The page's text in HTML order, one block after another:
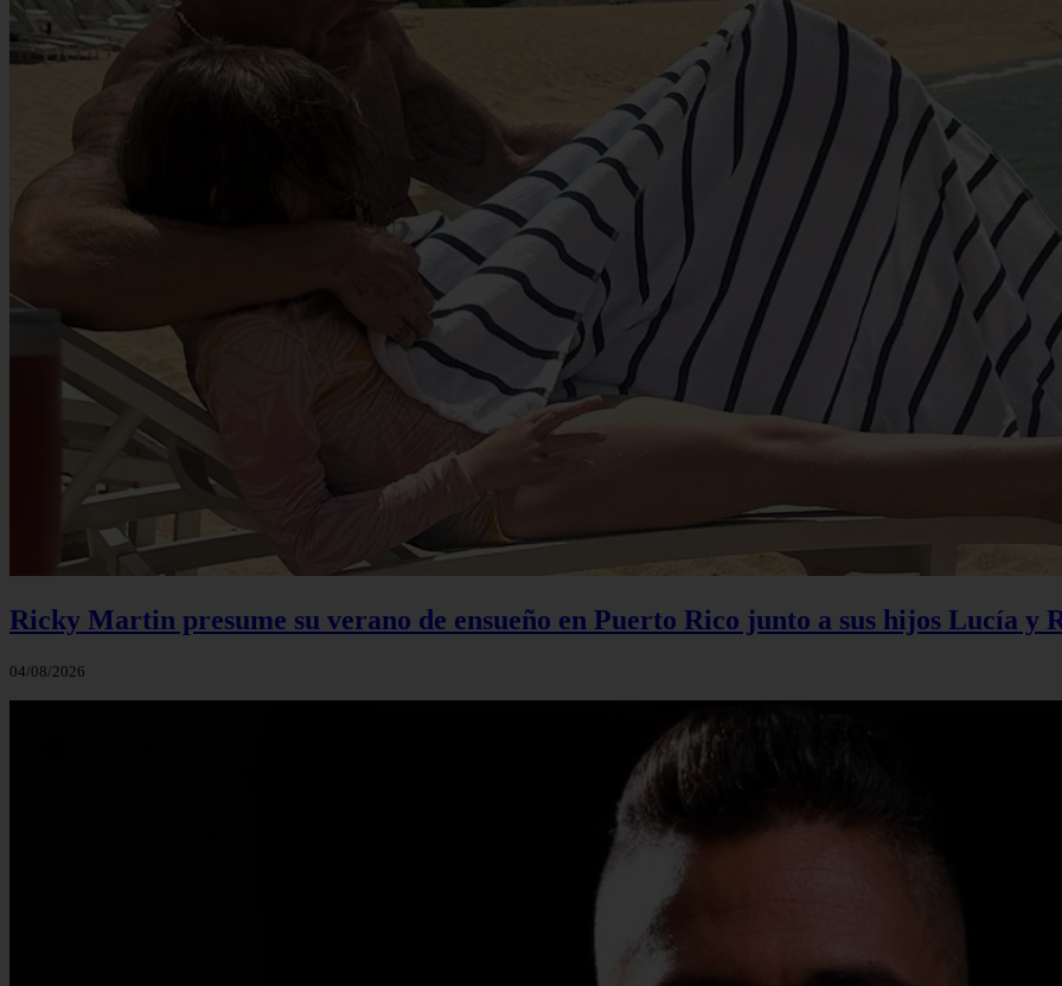
Ricky Martin presume su verano de ensueño en Puerto Rico junto a sus hijos Lucía y
04/08/2026